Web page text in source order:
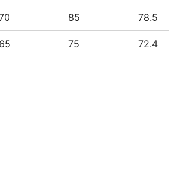
85 78.5
65 75 72.4